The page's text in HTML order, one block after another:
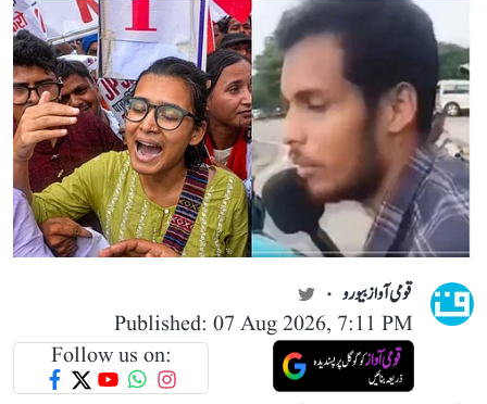
قومی آواز بیورو
Published: 07 Aug 2026, 7:11 PM
Follow us on: